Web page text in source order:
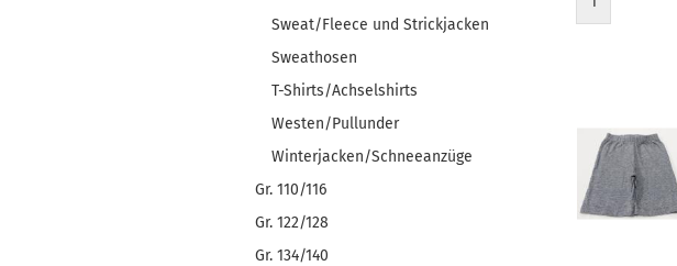
Sweat/Fleece und Strickjacken
Sweathosen
T-Shirts/Achselshirts
Westen/Pullunder
Winterjacken/Schneeanzüge
Gr. 110/116
Gr. 122/128
Gr. 134/140